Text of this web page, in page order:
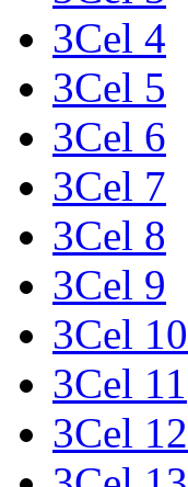
3Cel 4
3Cel 5
3Cel 6
3Cel 7
3Cel 8
3Cel 9
3Cel 10
3Cel 11
3Cel 12